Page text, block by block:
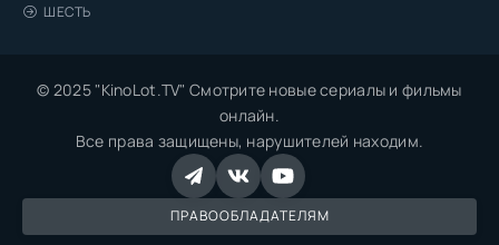
ШЕСТЬ
© 2025 "KinoLot.TV" Смотрите новые сериалы и фильмы
онлайн.
Все права защищены, нарушителей находим.
ПРАВООБЛАДАТЕЛЯМ